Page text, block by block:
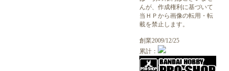
んが、作成権利に基づいて
当ＨＰから画像の転用・転
載を禁止します。
創業2009/12/25
累計：